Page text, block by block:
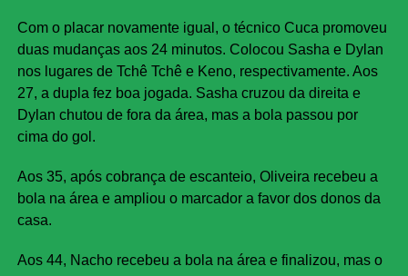
Com o placar novamente igual, o técnico Cuca promoveu
duas mudanças aos 24 minutos. Colocou Sasha e Dylan
nos lugares de Tchê Tchê e Keno, respectivamente. Aos
27, a dupla fez boa jogada. Sasha cruzou da direita e
Dylan chutou de fora da área, mas a bola passou por
cima do gol.
Aos 35, após cobrança de escanteio, Oliveira recebeu a
bola na área e ampliou o marcador a favor dos donos da
casa.
Aos 44, Nacho recebeu a bola na área e finalizou, mas o